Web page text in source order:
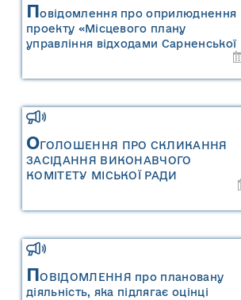
Повідомлення про оприлюднення
проекту «Місцевого плану
управління відходами Сарненської
міської територіальної громади» та
управління відходами Сарненської
міської територіальної громади»
ОГОЛОШЕННЯ ПРО СКЛИКАННЯ
ЗАСІДАННЯ ВИКОНАВЧОГО
КОМІТЕТУ МІСЬКОЇ РАДИ
ПОВІДОМЛЕННЯ про плановану
діяльність, яка підлягає оцінці